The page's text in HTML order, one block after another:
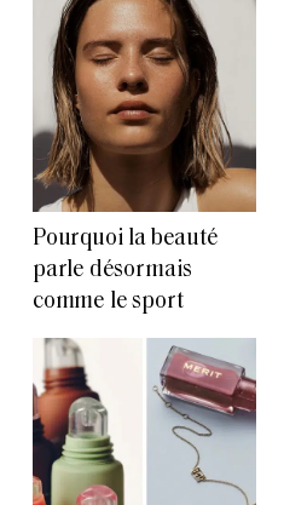
Pourquoi la beauté
parle désormais
comme le sport